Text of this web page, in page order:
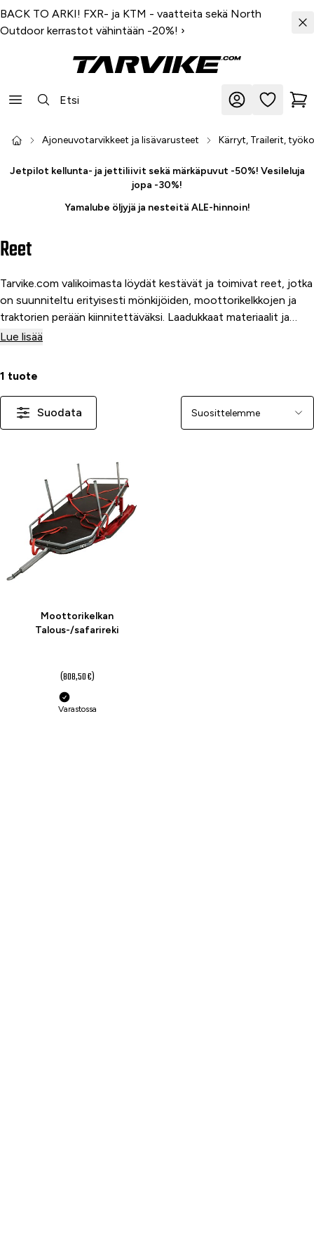
BACK TO ARKI! FXR- ja KTM - vaatteita sekä North
Outdoor kerrastot vähintään -20%! ›
Ajoneuvotarvikkeet ja lisävarusteet Kärryt, Trailerit,
Jetpilot kellunta- ja jettiliivit sekä märkäpuvut -50%! Vesileluja
jopa -30%!
Yamalube öljyjä ja nesteitä ALE-hinnoin!
Reet
Tarvike.com valikoimasta löydät kestävät ja toimivat reet, jotka
on suunniteltu erityisesti mönkijöiden, moottorikelkkojen ja
traktorien perään kiinnitettäväksi. Laadukkaat materiaalit ja
huolellinen suunnittelu takaavat, että reet kestävät kovaa
Lue lisää
1 tuote
Suodata Järjestä
Moottorikelkan
Talous-/safarireki
(808,50 €)
Varastossa